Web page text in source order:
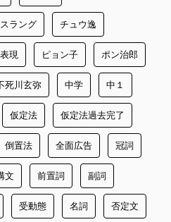
スラング チュウ逸
現 ピョン子 ポン治郎
死川玄弥 中学 中１
仮定法 仮定法過去完了
倒置法 全面広告 冠詞
文 前置詞 副詞
受動態 名詞 否定文